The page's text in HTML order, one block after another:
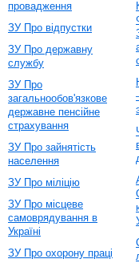
провадження
ЗУ Про відпустки
ЗУ Про державну
службу
ЗУ Про
загальнообов'язкове
державне пенсійне
страхування
ЗУ Про зайнятість
населення
ЗУ Про міліцію
ЗУ Про місцеве
самоврядування в
Україні
ЗУ Про охорону праці